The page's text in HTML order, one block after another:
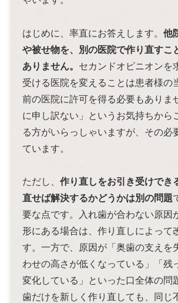
はじめに、率直にお答えします。 他
や被せ物を、別の医院で作り直すこ
ありません。 セカンドオピニオンを
受ける医院を変えることは患者様の
前の医院に許可を得る必要もありま
に申し訳ない」というお気持ちから
る方がいらっしゃいますが、その必
ています。
ただし、 作り直しをお引き受けでき
直せば解決するかどうかは別の問題
要な点です。入れ歯が合わない原因
形にある場合は、作り直しによって
す。一方で、原因が「奥歯の支えを
わせの高さが低くなっている」「残
変化している」といった口全体の問
歯だけを新しく作り直しても、同じ